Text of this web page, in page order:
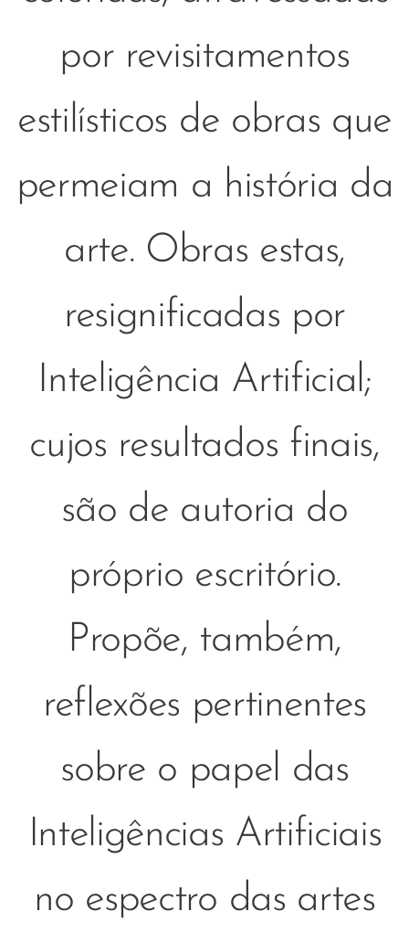
por revisitamentos
estilísticos de obras que
permeiam a história da
arte. Obras estas,
resignificadas por
Inteligência Artificial;
cujos resultados finais,
são de autoria do
próprio escritório.
Propõe, também,
reflexões pertinentes
sobre o papel das
Inteligências Artificiais
no espectro das artes